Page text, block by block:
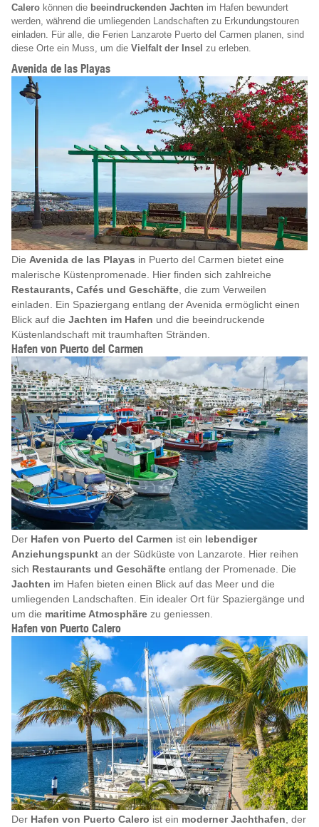
Calero können die beeindruckenden Jachten im Hafen bewundert
werden, während die umliegenden Landschaften zu Erkundungstouren
einladen. Für alle, die Ferien Lanzarote Puerto del Carmen planen, sind
diese Orte ein Muss, um die Vielfalt der Insel zu erleben.
Avenida de las Playas
Die Avenida de las Playas in Puerto del Carmen bietet eine
malerische Küstenpromenade. Hier finden sich zahlreiche
Restaurants, Cafés und Geschäfte , die zum Verweilen
einladen. Ein Spaziergang entlang der Avenida ermöglicht einen
Blick auf die Jachten im Hafen und die beeindruckende
Küstenlandschaft mit traumhaften Stränden.
Hafen von Puerto del Carmen
Der Hafen von Puerto del Carmen ist ein lebendiger
Anziehungspunkt an der Südküste von Lanzarote. Hier reihen
sich Restaurants und Geschäfte entlang der Promenade. Die
Jachten im Hafen bieten einen Blick auf das Meer und die
umliegenden Landschaften. Ein idealer Ort für Spaziergänge und
um die maritime Atmosphäre zu geniessen.
Hafen von Puerto Calero
Der Hafen von Puerto Calero ist ein moderner Jachthafen , der